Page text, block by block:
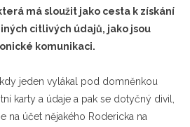
má sloužit jako cesta k získání
citlivých údajů, jako jsou
komunikaci.
jeden vylákal pod domněnkou
karty a údaje a pak se dotyčný divil,
na účet nějakého Rodericka na